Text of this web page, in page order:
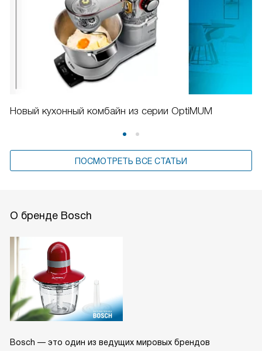
Новый кухонный комбайн из серии OptiMUM
ПОСМОТРЕТЬ ВСЕ СТАТЬИ
О бренде Bosch
Bosch — это один из ведущих мировых брендов